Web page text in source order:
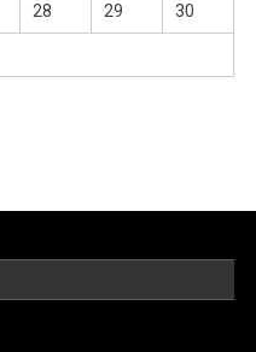
28 29 30